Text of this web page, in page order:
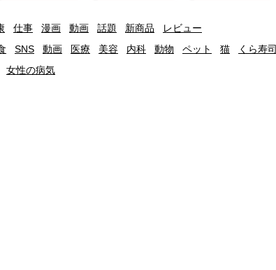
仕事 漫画 動画 話題 新商品
レビュー
SNS 動画 医療 美容 内科 動物 ペット 猫 くら寿司
女性の病気